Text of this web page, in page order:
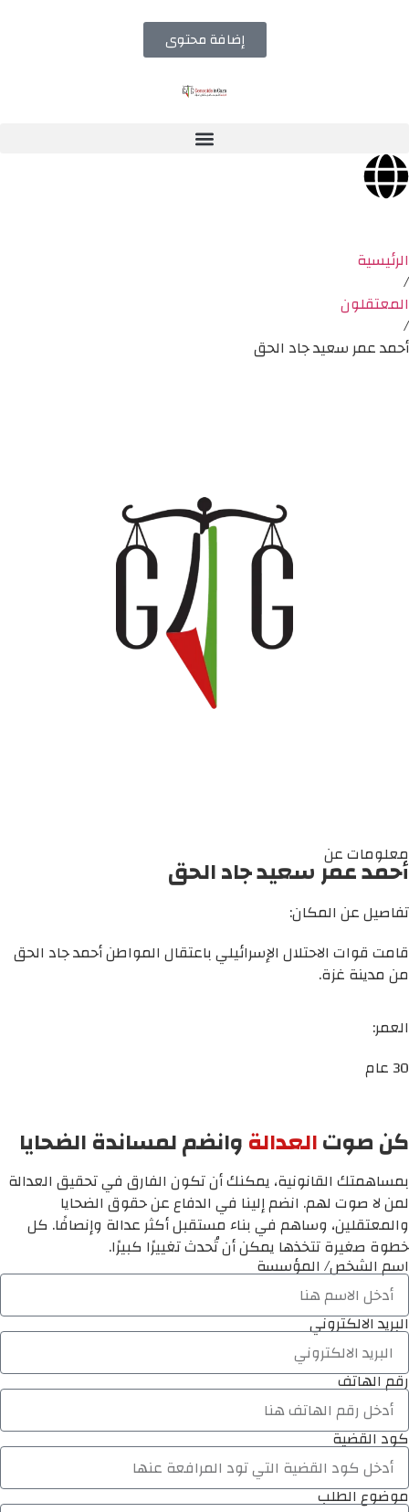
إضافة محتوى
الرئيسية
/
المعتقلون
/
أحمد عمر سعيد جاد الحق
معلومات عن
أحمد عمر سعيد جاد الحق
تفاصيل عن المكان:
قامت قوات الاحتلال الإسرائيلي باعتقال المواطن أحمد جاد الحق
من مدينة غزة.
العمر:
30 عام
كن صوتالعدالةوانضم لمساندة الضحايا
بمساهمتك القانونية، يمكنك أن تكون الفارق في تحقيق العدالة
لمن لا صوت لهم. انضم إلينا في الدفاع عن حقوق الضحايا
والمعتقلين، وساهم في بناء مستقبل أكثر عدالة وإنصافًا. كل
خطوة صغيرة تتخذها يمكن أن تُحدث تغييرًا كبيرًا.
اسم الشخص/ المؤسسة
البريد الالكتروني
رقم الهاتف
كود القضية
موضوع الطلب